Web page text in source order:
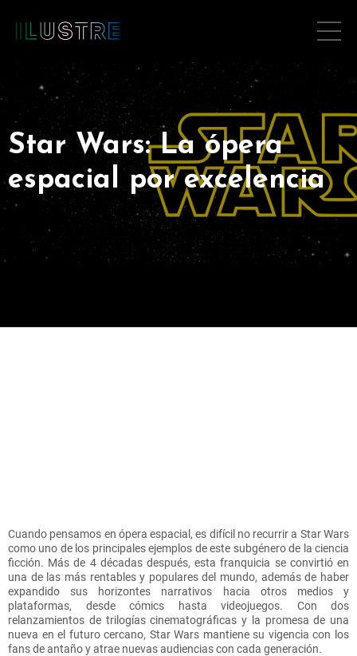
Star Wars: La ópera
espacial por excelencia
Cuando pensamos en ópera espacial, es difícil no recurrir a Star Wars
como uno de los principales ejemplos de este subgénero de la ciencia
ficción. Más de 4 décadas después, esta franquicia se convirtió en
una de las más rentables y populares del mundo, además de haber
expandido sus horizontes narrativos hacia otros medios y
plataformas, desde cómics hasta videojuegos. Con dos
relanzamientos de trilogías cinematográficas y la promesa de una
nueva en el futuro cercano, Star Wars mantiene su vigencia con los
fans de antaño y atrae nuevas audiencias con cada generación.